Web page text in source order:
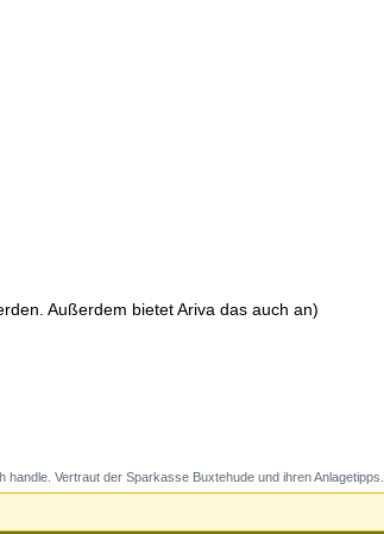
Außerdem bietet Ariva das auch an)
Vertraut der Sparkasse Buxtehude und ihren Anlagetipps.